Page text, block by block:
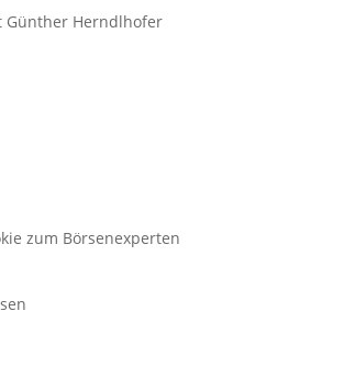
Günther Herndlhofer
zum Börsenexperten